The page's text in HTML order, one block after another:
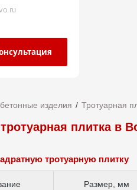
изделия Тротуарная
плитка в
тротуарную плитку
Размер, мм